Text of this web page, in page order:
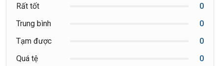
Rất tốt
0
Trung bình
0
Tạm được
0
Quá tệ
0